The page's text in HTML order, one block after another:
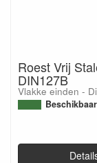
Roest Vrij
DIN127B
Vlakke einden -
Beschikbaar